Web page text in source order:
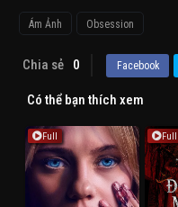
Ám Ảnh Obsession
Chia sẻ 0 Facebook
Có thể bạn thích xem
Full Full